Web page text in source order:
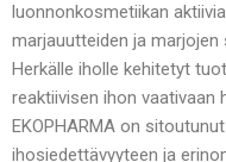
luonnonkosmetiikan
marjauutteiden ja marjojen
Herkälle iholle kehitetyt
reaktiivisen ihon vaativaan
EKOPHARMA on
ihosiedettävyyteen ja